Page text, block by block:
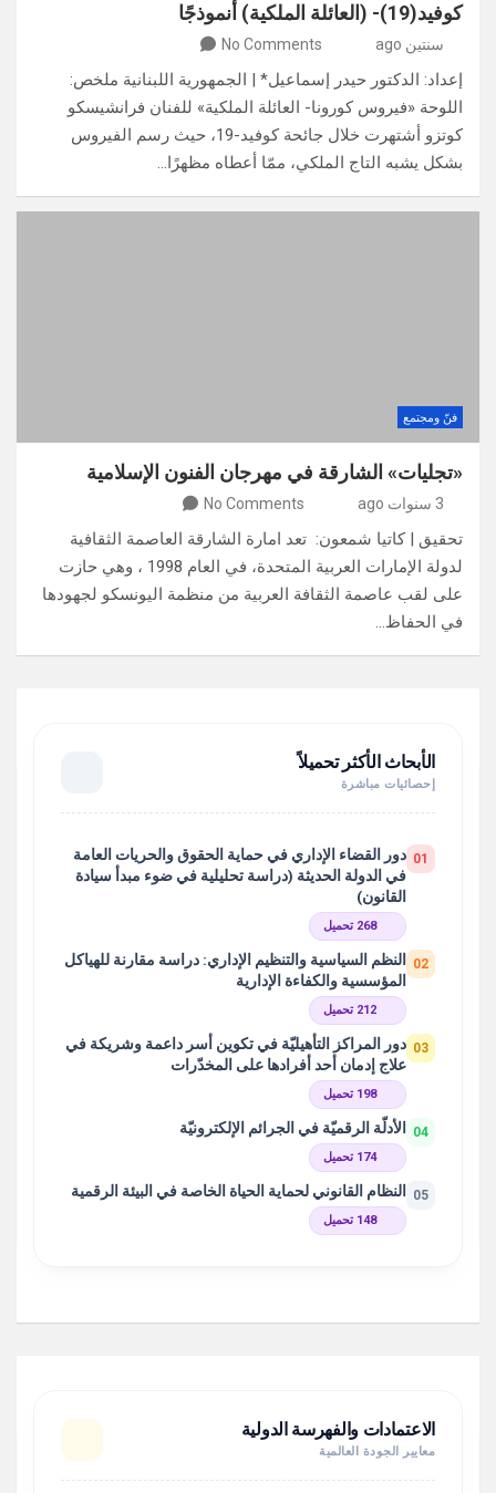
كوفيد(19)- (العائلة الملكية) أنموذجًا
سنتين ago No Comments
إعداد: الدكتور حيدر إسماعيل* | الجمهورية اللبنانية ملخص:
اللوحة «فيروس كورونا- العائلة الملكية» للفنان فرانشيسكو
كوتزو أشتهرت خلال جائحة كوفيد-19، حيث رسم الفيروس
بشكل يشبه التاج الملكي، ممّا أعطاه مظهرًا…
فنّ ومجتمع
«تجليات» الشارقة في مهرجان الفنون الإسلامية
3 سنوات ago No Comments
تحقيق | كاتيا شمعون: تعد امارة الشارقة العاصمة الثقافية
لدولة الإمارات العربية المتحدة، في العام 1998 ، وهي حازت
على لقب عاصمة الثقافة العربية من منظمة اليونسكو لجهودها
في الحفاظ…
الأبحاث الأكثر تحميلاً
إحصائيات مباشرة
01 دور القضاء الإداري في حماية الحقوق والحريات العامة
في الدولة الحديثة (دراسة تحليلية في ضوء مبدأ سيادة
القانون)
268 تحميل
02
النظم السياسية والتنظيم الإداري: دراسة مقارنة للهياكل
المؤسسية والكفاءة الإدارية
212 تحميل
03 دور المراكز التأهيليّة في تكوين أسر داعمة وشريكة في
علاج إدمان أحد أفرادها على المخدّرات
198 تحميل
04 الأدلّة الرقميّة في الجرائم الإلكترونيّة
174 تحميل
05 النظام القانوني لحماية الحياة الخاصة في البيئة الرقمية
148 تحميل
الاعتمادات والفهرسة الدولية
معايير الجودة العالمية